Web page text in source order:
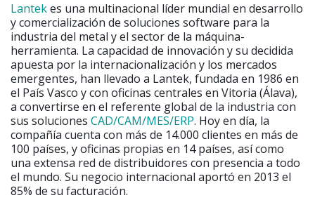
Lantekes una multinacional líder mundial en desarrollo
y comercialización de soluciones software para la
industria del metal y el sector de la máquina-
herramienta. La capacidad de innovación y su decidida
apuesta por la internacionalización y los mercados
emergentes, han llevado a Lantek, fundada en 1986 en
el País Vasco y con oficinas centrales en Vitoria (Álava),
a convertirse en el referente global de la industria con
sus soluciones CAD/CAM/MES/ERP. Hoy en día, la
compañía cuenta con más de 14.000 clientes en más de
100 países, y oficinas propias en 14 países, así como
una extensa red de distribuidores con presencia a todo
el mundo. Su negocio internacional aportó en 2013 el
85% de su facturación.